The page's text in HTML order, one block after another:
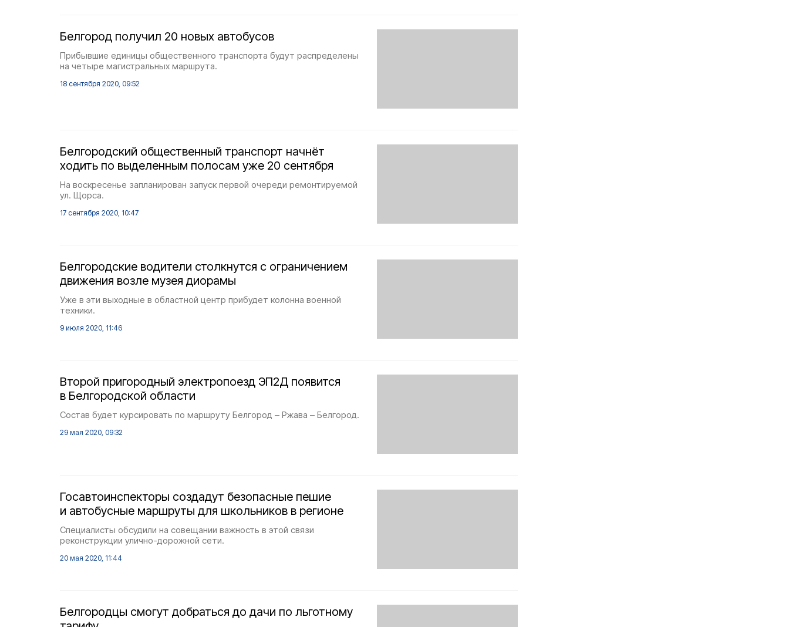
Белгород получил 20 новых автобусов
Прибывшие единицы общественного транспорта будут распределены
на четыре магистральных маршрута.
18 сентября 2020, 09:52
Белгородский общественный транспорт начнёт
ходить по выделенным полосам уже 20 сентября
На воскресенье запланирован запуск первой очереди ремонтируемой
ул. Щорса.
17 сентября 2020, 10:47
Белгородские водители столкнутся с ограничением
движения возле музея диорамы
Уже в эти выходные в областной центр прибудет колонна военной
техники.
9 июля 2020, 11:46
Второй пригородный электропоезд ЭП2Д появится
в Белгородской области
Состав будет курсировать по маршруту Белгород – Ржава – Белгород.
29 мая 2020, 09:32
Госавтоинспекторы создадут безопасные пешие
и автобусные маршруты для школьников в регионе
Специалисты обсудили на совещании важность в этой связи
реконструкции улично-дорожной сети.
20 мая 2020, 11:44
Белгородцы смогут добраться до дачи по льготному